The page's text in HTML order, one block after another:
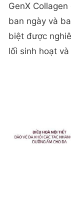
GenX
ban ngày và
biệt được
lối sinh hoạt